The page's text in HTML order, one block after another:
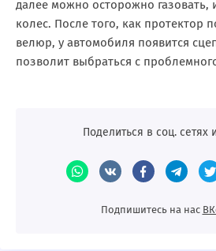
далее можно осторожно газовать,
колес. После того, как протектор
велюр, у автомобиля появится
позволит выбраться с
Поделиться в соц. сетях
Подпишитесь на нас